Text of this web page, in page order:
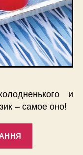
и
– самое оно!